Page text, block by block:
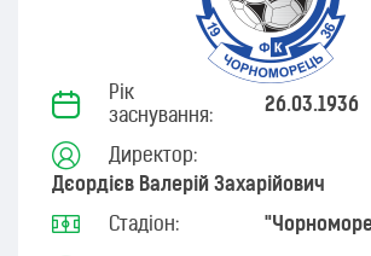
Рік
заснування:
26.03.1936
Директор:
Дєордієв Валерій Захарійович
Стадіон: